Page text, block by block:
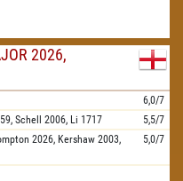
2026,
6,0/7
Schell 2006, Li 1717
5,5/7
2026, Kershaw 2003,
5,0/7